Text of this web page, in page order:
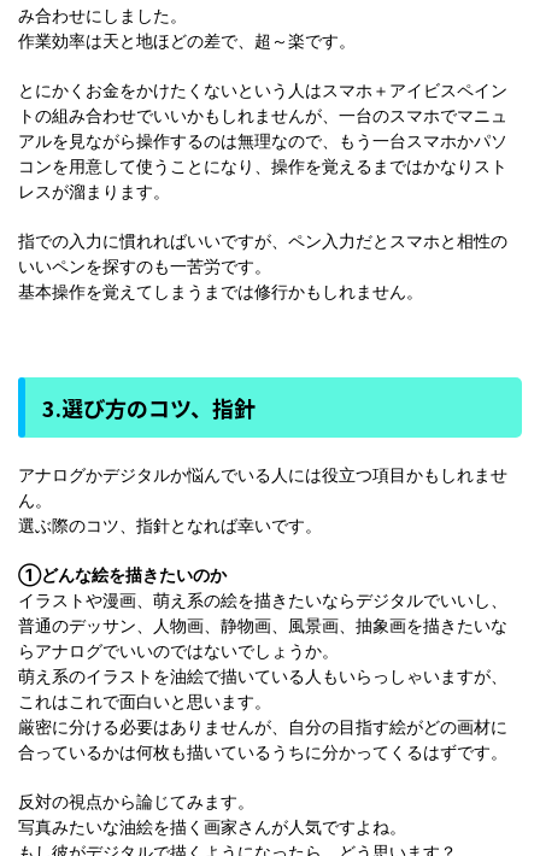
み合わせにしました。
作業効率は天と地ほどの差で、超～楽です。
とにかくお金をかけたくないという人はスマホ＋アイビスペイン
トの組み合わせでいいかもしれませんが、一台のスマホでマニュ
アルを見ながら操作するのは無理なので、もう一台スマホかパソ
コンを用意して使うことになり、操作を覚えるまではかなりスト
レスが溜まります。
指での入力に慣れればいいですが、ペン入力だとスマホと相性の
いいペンを探すのも一苦労です。
基本操作を覚えてしまうまでは修行かもしれません。
3.選び方のコツ、指針
アナログかデジタルか悩んでいる人には役立つ項目かもしれませ
ん。
選ぶ際のコツ、指針となれば幸いです。
①どんな絵を描きたいのか
イラストや漫画、萌え系の絵を描きたいならデジタルでいいし、
普通のデッサン、人物画、静物画、風景画、抽象画を描きたいな
らアナログでいいのではないでしょうか。
萌え系のイラストを油絵で描いている人もいらっしゃいますが、
これはこれで面白いと思います。
厳密に分ける必要はありませんが、自分の目指す絵がどの画材に
合っているかは何枚も描いているうちに分かってくるはずです。
反対の視点から論じてみます。
写真みたいな油絵を描く画家さんが人気ですよね。
もし彼がデジタルで描くようになったら、どう思います？